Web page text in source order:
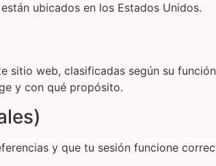
ubicados en los Estados Unidos.
sitio web, clasificadas según su
y con qué propósito.
y que tu sesión funcione